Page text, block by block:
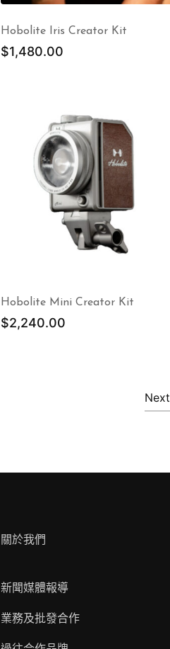
Hobolite Iris Creator Kit
$1,480.00
Hobolite Mini Creator Kit
$2,240.00
Next
關於我們
新聞媒體報導
業務及批發合作